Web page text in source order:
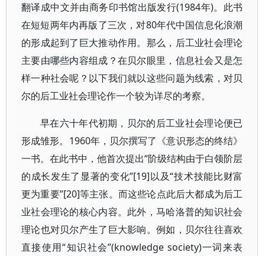
翻译成中文并由商务印书馆出版发行(1984年)。此书
在短短两年内再版了三次，对80年代中国信息化浪潮
的形成起到了巨大推动作用。那么，后工业社会理论
主要由哪些内容组成？在贝尔眼里，信息社会又是怎
样一种社会呢？以下我们就以这些问题为线索，对贝
尔的后工业社会理论作一个较为详尽的考察。
早在六十年代初期，贝尔的后工业社会理论便已
形成雏形。1960年，贝尔撰写了《意识形态的终结》
一书。在此书中，他首次提出“阶级结构由于白领阶层
的成长发生了显著的变化”[19]以及“技术技能比财富
更为重要”[20]等主张。而这些论点此后大都成为后工
业社会理论的核心内容。此外，马哈洛普的知识社会
理论也对贝尔产生了巨大影响。例如，贝尔往往喜欢
直接使用“知识社会”(knowledge society)一词来表